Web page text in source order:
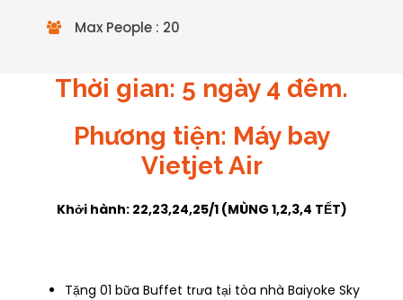
Max People : 20
Thời gian: 5 ngày 4 đêm.
Phương tiện: Máy bay
Vietjet Air
Khởi hành: 22,23,24,25/1 (MÙNG 1,2,3,4 TẾT)
Tặng 01 bữa Buffet trưa tại tòa nhà Baiyoke Sky